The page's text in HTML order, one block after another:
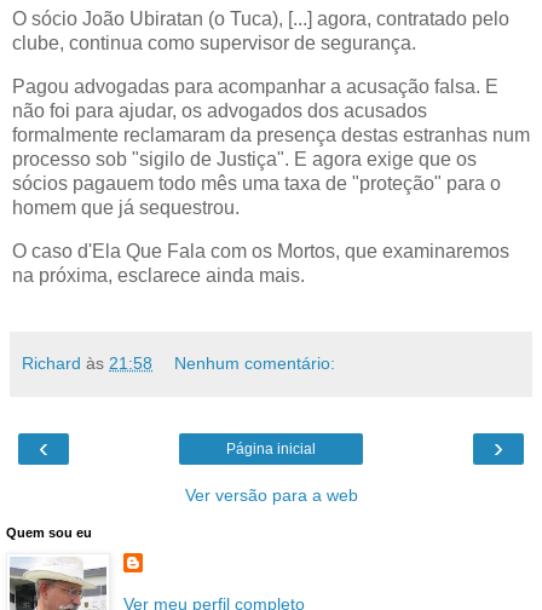
O sócio João Ubiratan (o Tuca), [...] agora, contratado pelo
clube, continua como supervisor de segurança.
Pagou advogadas para acompanhar a acusação falsa. E
não foi para ajudar, os advogados dos acusados
formalmente reclamaram da presença destas estranhas num
processo sob "sigilo de Justiça". E agora exige que os
sócios pagauem todo mês uma taxa de "proteção" para o
homem que já sequestrou.
O caso d'Ela Que Fala com os Mortos, que examinaremos
na próxima, esclarece ainda mais.
Richard às 21:58 Nenhum comentário:
‹ ›
Página inicial
Ver versão para a web
Quem sou eu
Ver meu perfil completo